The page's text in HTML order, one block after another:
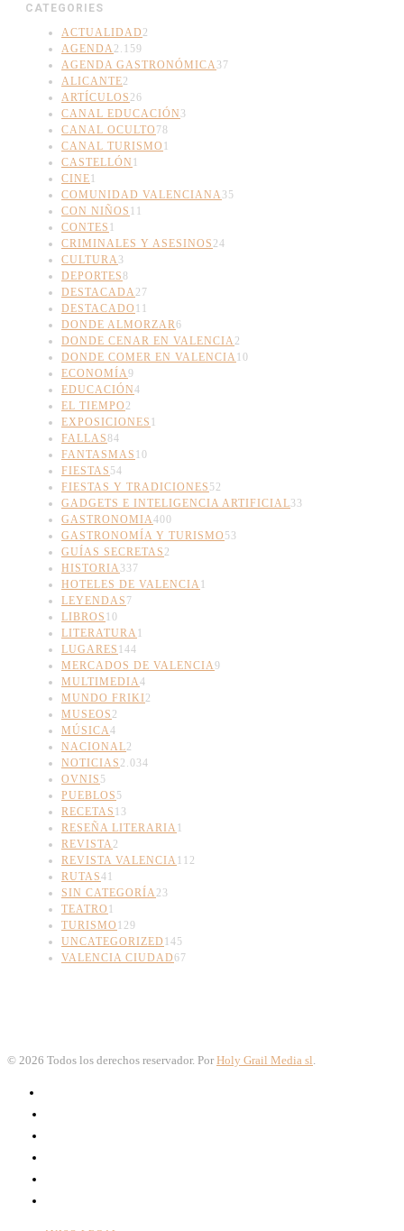
CATEGORIES
ACTUALIDAD 2
AGENDA 2.159
AGENDA GASTRONÓMICA 37
ALICANTE2
ARTÍCULOS 26
CANAL EDUCACIÓN 3
CANAL OCULTO 78
CANAL TURISMO 1
CASTELLÓN 1
CINE1
COMUNIDAD VALENCIANA 35
CON NIÑOS 11
CONTES 1
CRIMINALES Y ASESINOS 24
CULTURA 3
DEPORTES8
DESTACADA 27
DESTACADO 11
DONDE ALMORZAR6
DONDE CENAR EN VALENCIA 2
DONDE COMER EN VALENCIA 10
ECONOMÍA9
EDUCACIÓN4
EL TIEMPO 2
EXPOSICIONES 1
FALLAS84
FANTASMAS 10
FIESTAS 54
FIESTAS Y TRADICIONES 52
GADGETS E INTELIGENCIA ARTIFICIAL33
GASTRONOMIA400
GASTRONOMÍA Y TURISMO 53
GUÍAS SECRETAS 2
HISTORIA 337
HOTELES DE VALENCIA 1
LEYENDAS 7
LIBROS 10
LITERATURA 1
LUGARES 144
MERCADOS DE VALENCIA9
MULTIMEDIA4
MUNDO FRIKI2
MUSEOS 2
MÚSICA4
NACIONAL2
NOTICIAS 2.034
OVNIS 5
PUEBLOS 5
RECETAS 13
RESEÑA LITERARIA 1
REVISTA 2
REVISTA VALENCIA 112
RUTAS41
SIN CATEGORÍA 23
TEATRO 1
TURISMO 129
UNCATEGORIZED 145
VALENCIA CIUDAD67
© 2026 Todos los derechos reservador. Por Holy Grail Media sl